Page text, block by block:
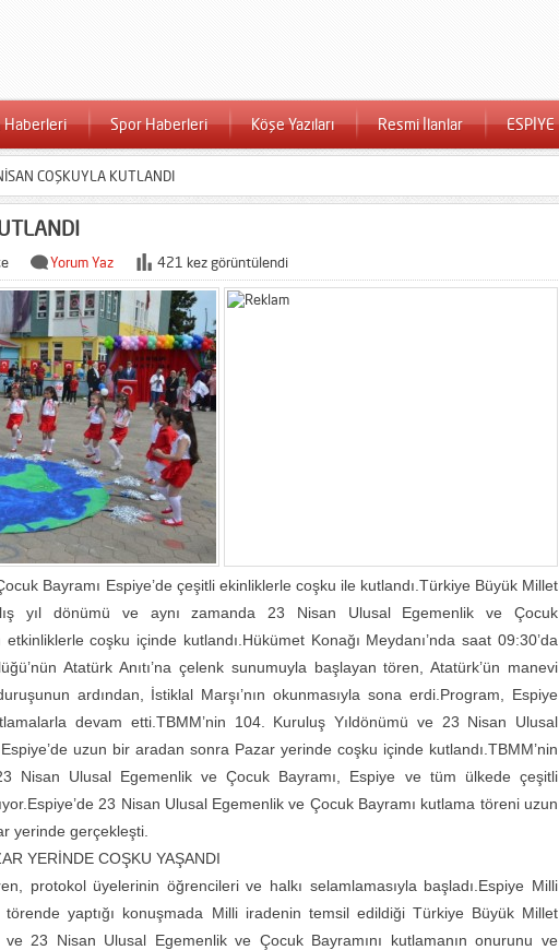
Haberleri Spor Haberleri Köşe Yazıları Resmi İlanlar ESPİYE
COŞKUYLA KUTLANDI
Yorum Yaz 421 kez görüntülendi
Bayramı Espiye’de çeşitli ekinliklerle coşku ile kutlandı.Türkiye Büyük Millet
yıl dönümü ve aynı zamanda 23 Nisan Ulusal Egemenlik ve Çocuk
etkinliklerle coşku içinde kutlandı.Hükümet Konağı Meydanı’nda saat 09:30’da
Atatürk Anıtı’na çelenk sunumuyla başlayan tören, Atatürk’ün manevi
ardından, İstiklal Marşı’nın okunmasıyla sona erdi.Program, Espiye
devam etti.TBMM’nin 104. Kuruluş Yıldönümü ve 23 Nisan Ulusal
uzun bir aradan sonra Pazar yerinde coşku içinde kutlandı.TBMM’nin
Nisan Ulusal Egemenlik ve Çocuk Bayramı, Espiye ve tüm ülkede çeşitli
23 Nisan Ulusal Egemenlik ve Çocuk Bayramı kutlama töreni uzun
yerinde gerçekleşti.
YERİNDE COŞKU YAŞANDI
protokol üyelerinin öğrencileri ve halkı selamlamasıyla başladı.Espiye Milli
yaptığı konuşmada Milli iradenin temsil edildiği Türkiye Büyük Millet
ve 23 Nisan Ulusal Egemenlik ve Çocuk Bayramını kutlamanın onurunu ve